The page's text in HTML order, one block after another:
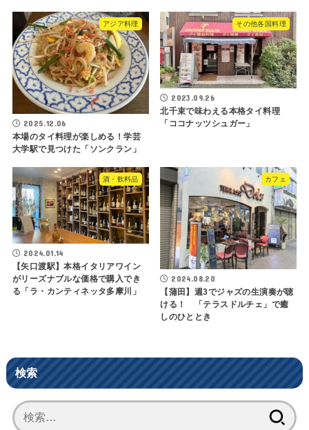
アジア料理
2025.12.06
本場のタイ料理が楽しめる！学芸
大学駅で見つけた「ソンクラン」
その他各国料理
2023.09.26
北千束で味わえる本格タイ料理
「ココナッツシュガー」
酒・飲料品
2024.01.14
【矢口渡駅】本格イタリアワイン
がリーズナブルな価格で購入でき
る「ラ・カンティネッタ多摩川」
カフェ
2024.08.20
【蒲田】週3でジャズの生演奏が聴
ける！ 「テラスドルチェ」で癒
しのひととき
検索